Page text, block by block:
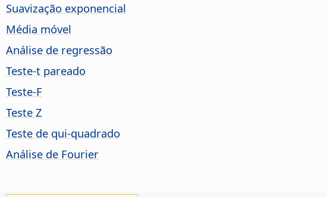
Suavização exponencial
Média móvel
Análise de regressão
Teste-t pareado
Teste-F
Teste Z
Teste de qui-quadrado
Análise de Fourier